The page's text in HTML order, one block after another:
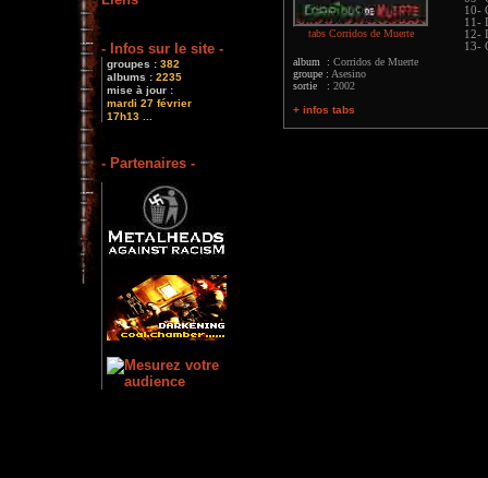
- Infos sur le site -
groupes : 382
albums : 2235
mise à jour :
mardi 27 février
17h13 ...
- Partenaires -
tabs Corridos de Muerte
album : Corridos de Muerte
groupe : Asesino
sortie : 2002
+ infos tabs
10-
11-
12-
13-